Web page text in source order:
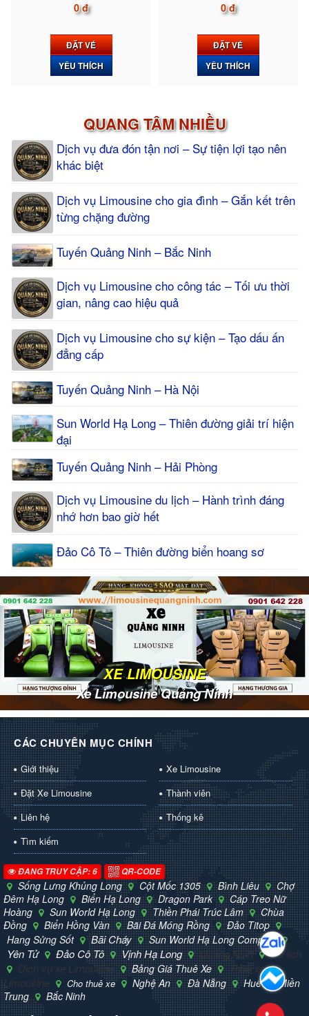
0 đ
ĐẶT VÉ
YÊU THÍCH
0 đ
ĐẶT VÉ
YÊU THÍCH
QUANG TÂM NHIỀU
Dịch vụ đưa đón tận nơi – Sự tiện lợi tạo nên
khác biệt
Dịch vụ Limousine cho gia đình – Gắn kết trên
từng chặng đường
Tuyến Quảng Ninh – Bắc Ninh
Dịch vụ Limousine cho công tác – Tối ưu thời
gian, nâng cao hiệu quả
Dịch vụ Limousine cho sự kiện – Tạo dấu ấn
đẳng cấp
Tuyến Quảng Ninh – Hà Nội
Sun World Hạ Long – Thiên đường giải trí hiện
đại
Tuyến Quảng Ninh – Hải Phòng
Dịch vụ Limousine du lịch – Hành trình đáng
nhớ hơn bao giờ hết
Đảo Cô Tô – Thiên đường biển hoang sơ
XE LIMOUSINE
Xe Limousine Quảng Ninh
CÁC CHUYÊN MỤC CHÍNH
Giới thiệu
Xe Limousine
Đặt Xe Limousine
Thành viên
Liên hệ
Thống kê
Tìm kiếm
ĐANG TRUY CẬP: 6 QR-CODE
Sống Lưng Khủng Long Cột Mốc 1305 Bình Liêu
Chợ
Đêm Hạ Long
Biển Hạ Long Dragon Park
Cáp Treo Nữ
Hoàng
Sun World Hạ Long Thiền Phái Trúc Lâm
Chùa
Đồng
Biển Hồng Vàn Bãi Đá Móng Rồng
Đảo Titop
Hang Sửng Sốt
Bãi Cháy Sun World Hạ Long Complex
Yên Tử Đảo Cô Tô Vịnh Hạ Long Quảng Ninh
Du lịch
Dịch vụ xe Limousine
Bảng Giá Thuê Xe
Thuê xe
Limousine
Cho thuê xe Nghệ An Đà Nẵng Huế
Miền
Trung
Bắc Ninh